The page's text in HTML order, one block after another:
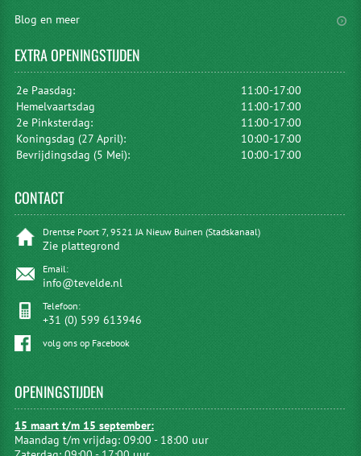
Blog en meer
EXTRAOPENINGSTIJDEN
2e Paasdag:
11:00-17:00
Hemelvaartsdag
11:00-17:00
2e Pinksterdag:
11:00-17:00
Koningsdag (27 April):
10:00-17:00
Bevrijdingsdag (5 Mei):
10:00-17:00
CONTACT
Drentse Poort 7, 9521 JA Nieuw Buinen (Stadskanaal)
Zie plattegrond
Email:
info@tevelde.nl
Telefoon:
+31 (0) 599 613946
volg ons op Facebook
OPENINGSTIJDEN
15 maart t/m 15 september:
Maandag t/m vrijdag: 09:00 - 18:00 uur